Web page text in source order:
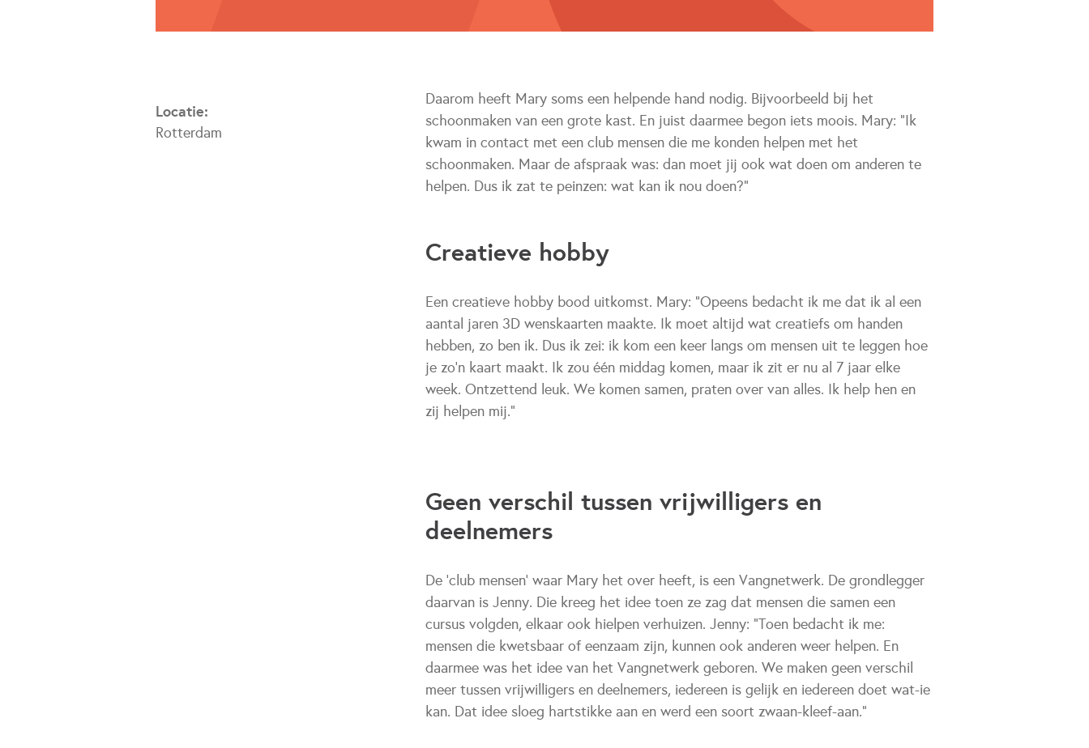
Locatie:
Rotterdam
Daarom heeft Mary soms een helpende hand nodig. Bijvoorbeeld bij het
schoonmaken van een grote kast. En juist daarmee begon iets moois. Mary: "Ik
kwam in contact met een club mensen die me konden helpen met het
schoonmaken. Maar de afspraak was: dan moet jij ook wat doen om anderen te
helpen. Dus ik zat te peinzen: wat kan ik nou doen?"
Creatieve hobby
Een creatieve hobby bood uitkomst. Mary: "Opeens bedacht ik me dat ik al een
aantal jaren 3D wenskaarten maakte. Ik moet altijd wat creatiefs om handen
hebben, zo ben ik. Dus ik zei: ik kom een keer langs om mensen uit te leggen hoe
je zo'n kaart maakt. Ik zou één middag komen, maar ik zit er nu al 7 jaar elke
week. Ontzettend leuk. We komen samen, praten over van alles. Ik help hen en
zij helpen mij."
Geen verschil tussen vrijwilligers en
deelnemers
De 'club mensen' waar Mary het over heeft, is een Vangnetwerk. De grondlegger
daarvan is Jenny. Die kreeg het idee toen ze zag dat mensen die samen een
cursus volgden, elkaar ook hielpen verhuizen. Jenny: "Toen bedacht ik me:
mensen die kwetsbaar of eenzaam zijn, kunnen ook anderen weer helpen. En
daarmee was het idee van het Vangnetwerk geboren. We maken geen verschil
meer tussen vrijwilligers en deelnemers, iedereen is gelijk en iedereen doet wat-ie
kan. Dat idee sloeg hartstikke aan en werd een soort zwaan-kleef-aan."